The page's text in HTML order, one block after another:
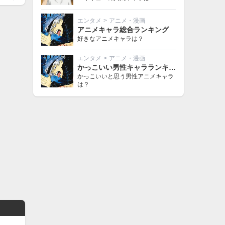
エンタメ > アニメ・漫画
アニメキャラ総合ランキング
好きなアニメキャラは？
エンタメ > アニメ・漫画
かっこいい男性キャラランキング
かっこいいと思う男性アニメキャラ
は？